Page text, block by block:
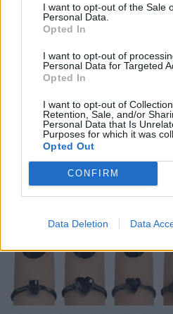
I want to opt-out of the Sale
Personal Data.
Opted In
I want to opt-out of
Personal Data for Targeted
Opted In
I want to opt-out of
Retention, Sale, and/or
Personal Data that Is
Purposes for which it was
Opted Out
CONFIRM
Data Deletion Data